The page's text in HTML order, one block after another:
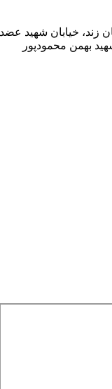
زند، خیابان شهید